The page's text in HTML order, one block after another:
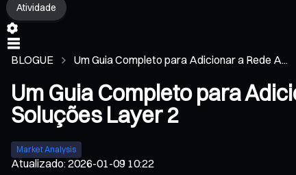
Atividade
BLOGUE Um Guia Completo para Adicionar a Rede A...
Um Guia Completo para
Soluções Layer 2
Market Analysis
Atualizado:2026-01-09 10:22